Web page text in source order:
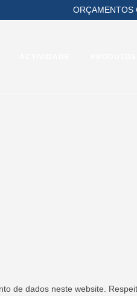
ORÇAMENTOS
de dados neste website.